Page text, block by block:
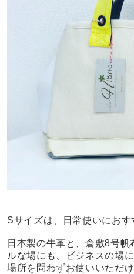
Sサイズは、日常使いにおす
日本製の牛革と、倉敷8号
ルな場にも、ビジネスの場に
場所を問わずお使いいただけ